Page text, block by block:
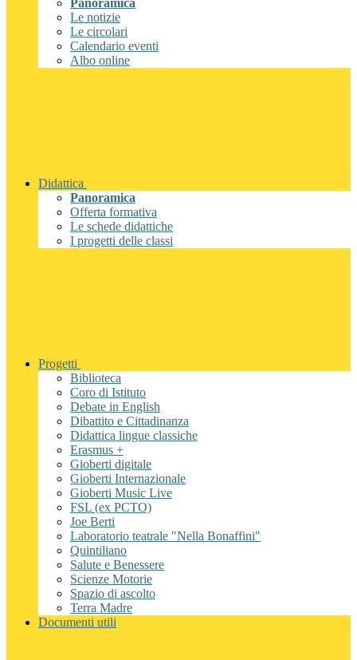
Panoramica
Le notizie
Le circolari
Calendario eventi
Albo online
Didattica
Panoramica
Offerta formativa
Le schede didattiche
I progetti delle classi
Progetti
Biblioteca
Coro di Istituto
Debate in English
Dibattito e Cittadinanza
Didattica lingue classiche
Erasmus +
Gioberti digitale
Gioberti Internazionale
Gioberti Music Live
FSL (ex PCTO)
Joe Berti
Laboratorio teatrale "Nella Bonaffini"
Quintiliano
Salute e Benessere
Scienze Motorie
Spazio di ascolto
Terra Madre
Documenti utili